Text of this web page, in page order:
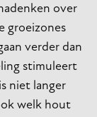
over
groeizones
verder dan
stimuleert
niet langer
welk hout